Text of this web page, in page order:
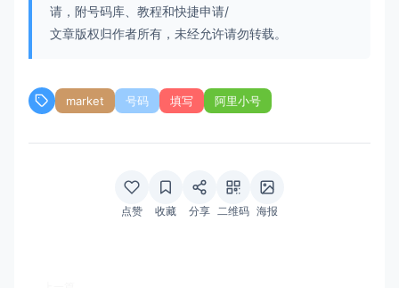
请，附号码库、教程和快捷申请/
文章版权归作者所有，未经允许请勿转载。
market 号码 填写 阿里小号
点赞 收藏 分享 二维码 海报